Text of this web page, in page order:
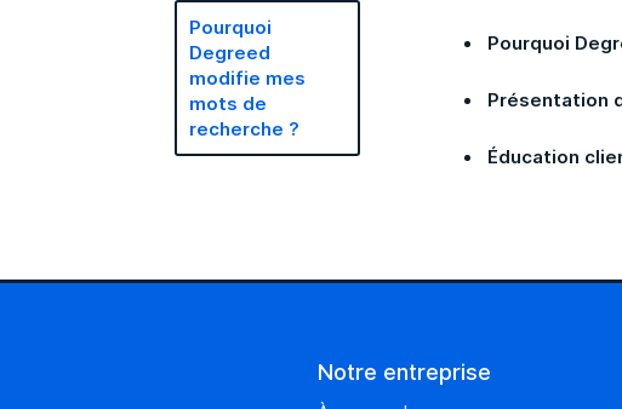
Pourquoi
Degreed
modifie mes
mots de
recherche ?
Pourquoi
Présentation
Éducation
Notre entreprise